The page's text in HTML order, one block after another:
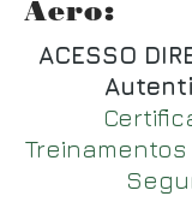
Aero:
ACESSO